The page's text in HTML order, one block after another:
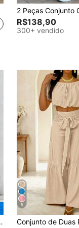
R$138,90
300+ vendido
5